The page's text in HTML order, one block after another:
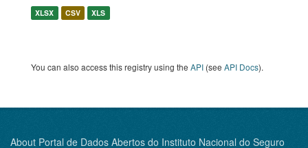
XLSX CSV XLS
You can also access this registry using the API (see API Docs).
About Portal de Dados Abertos do Instituto Nacional do Seguro